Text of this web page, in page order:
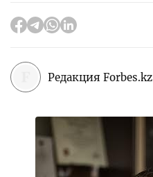
Редакция Forbes.kz